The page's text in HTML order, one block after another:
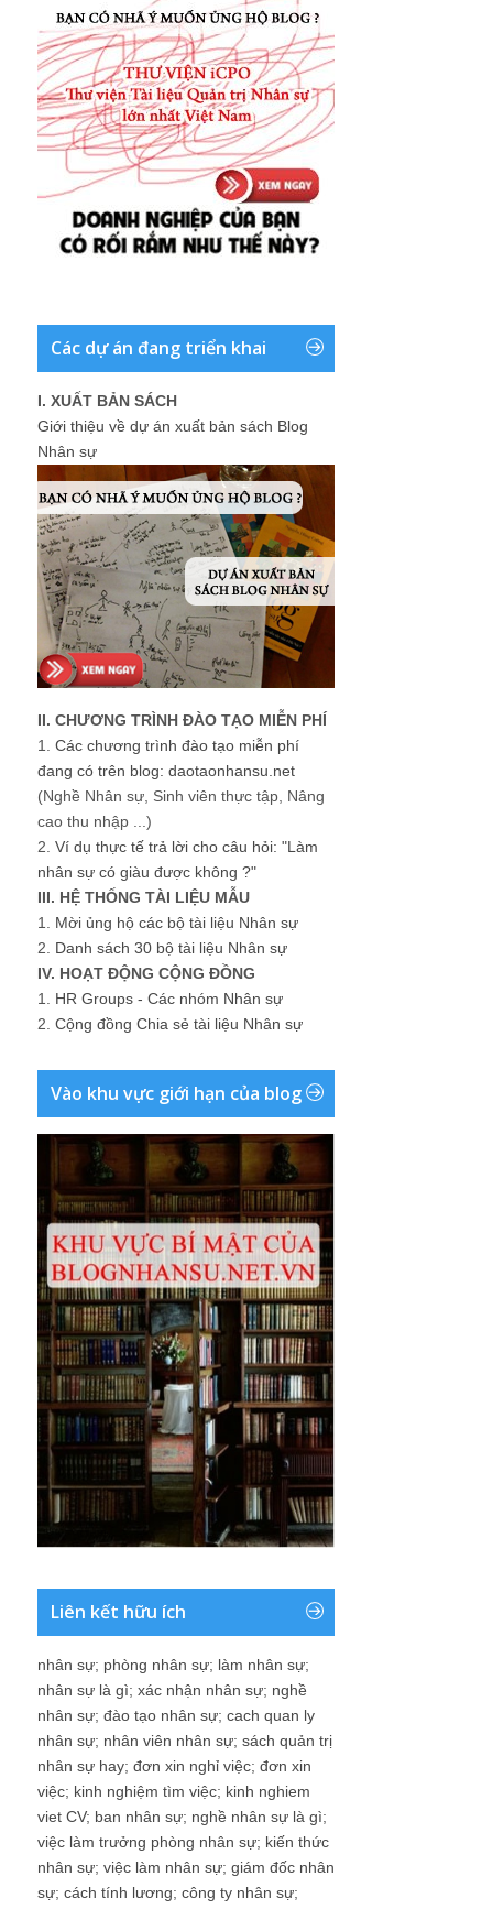
Các dự án đang triển khai
I. XUẤT BẢN SÁCH
Giới thiệu về dự án xuất bản sách Blog
Nhân sự
II. CHƯƠNG TRÌNH ĐÀO TẠO MIỄN PHÍ
1. Các chương trình đào tạo miễn phí
đang có trên blog: daotaonhansu.net
(Nghề Nhân sự, Sinh viên thực tập, Nâng
cao thu nhập ...)
2. Ví dụ thực tế trả lời cho câu hỏi: "Làm
nhân sự có giàu được không ?"
III. HỆ THỐNG TÀI LIỆU MẪU
1. Mời ủng hộ các bộ tài liệu Nhân sự
2. Danh sách 30 bộ tài liệu Nhân sự
IV. HOẠT ĐỘNG CỘNG ĐỒNG
1. HR Groups - Các nhóm Nhân sự
2. Cộng đồng Chia sẻ tài liệu Nhân sự
Vào khu vực giới hạn của blog
Liên kết hữu ích
nhân sự; phòng nhân sự; làm nhân sự;
nhân sự là gì; xác nhận nhân sự; nghề
nhân sự; đào tạo nhân sự; cach quan ly
nhân sự; nhân viên nhân sự; sách quản trị
nhân sự hay; đơn xin nghỉ việc; đơn xin
việc; kinh nghiệm tìm việc; kinh nghiem
viet CV; ban nhân sự; nghề nhân sự là gì;
việc làm trưởng phòng nhân sự; kiến thức
nhân sự; việc làm nhân sự; giám đốc nhân
sự; cách tính lương; công ty nhân sự;